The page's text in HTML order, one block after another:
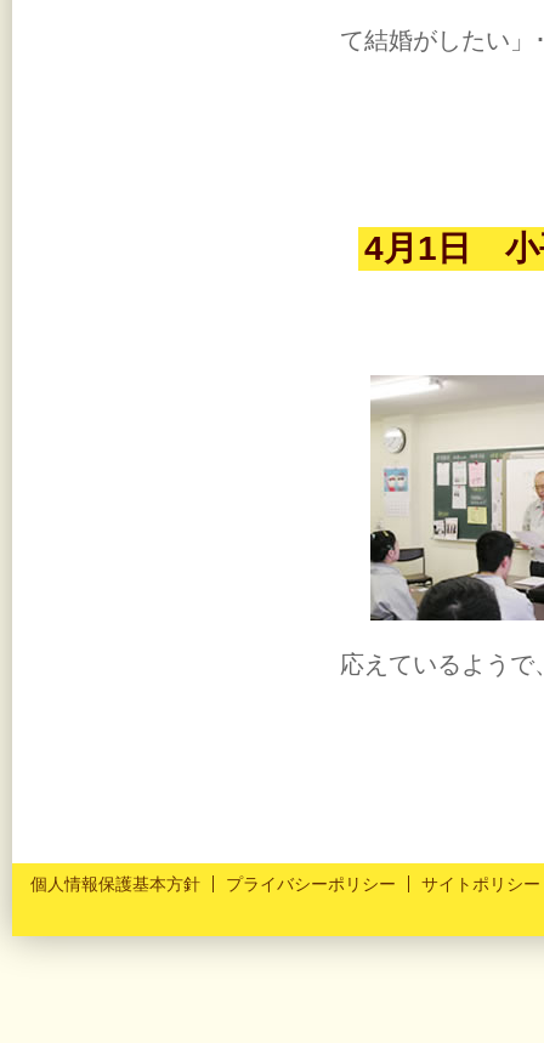
て結婚がしたい」
4月1日 小
応えているよう
個人情報保護基本方針 プライバシーポリシー サイトポリシー